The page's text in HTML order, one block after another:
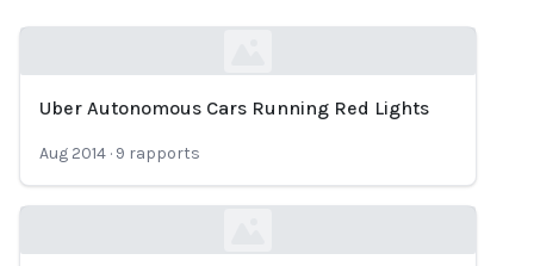
Uber Autonomous Cars Running Red Lights
Aug 2014 · 9 rapports